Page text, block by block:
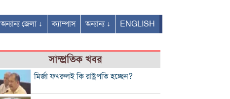
অন্যান্য জেলা ↓ ক্যাম্পাস অন্যান্য ↓ ENGLISH
সাম্প্রতিক খবর
মির্জা ফখরুলই কি রাষ্ট্রপতি হচ্ছেন?